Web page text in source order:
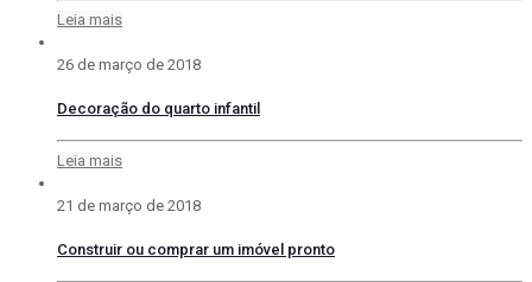
Leia mais
26 de março de 2018
Decoração do quarto infantil
Leia mais
21 de março de 2018
Construir ou comprar um imóvel pronto